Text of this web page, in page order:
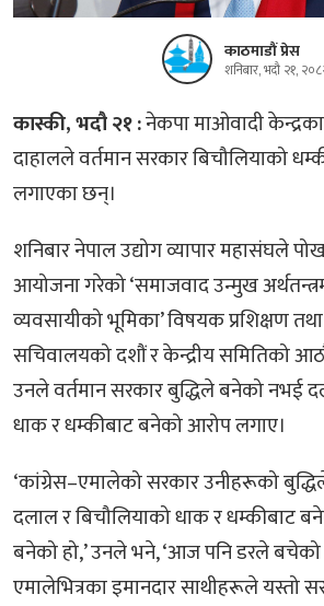
काठमाडौं प्रेस
शनिबार, भदौ २१,
कास्की, भदौ २१ :नेकपा माओवादी
दाहालले वर्तमान सरकार बिचौलियाको
लगाएका छन्।
शनिबार नेपाल उद्योग व्यापार महासंघले
आयोजना गरेको ‘समाजवाद उन्मुख
व्यवसायीको भूमिका’ विषयक प्रशिक्षण
सचिवालयको दशौं र केन्द्रीय समितिको
उनले वर्तमान सरकार बुद्धिले बनेको नभई
धाक र धम्कीबाट बनेको आरोप लगाए।
‘कांग्रेस–एमालेको सरकार उनीहरूको
दलाल र बिचौलियाको धाक र धम्कीबाट
बनेको हो,’ उनले भने, ‘आज पनि डरले बचेको
एमालेभित्रका इमानदार साथीहरूले यस्तो